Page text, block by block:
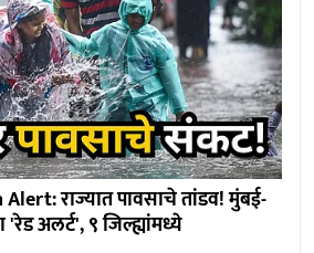
राज्यात पावसाचे तांडव! मुंबई-
'रेड अलर्ट', ९ जिल्ह्यांमध्ये